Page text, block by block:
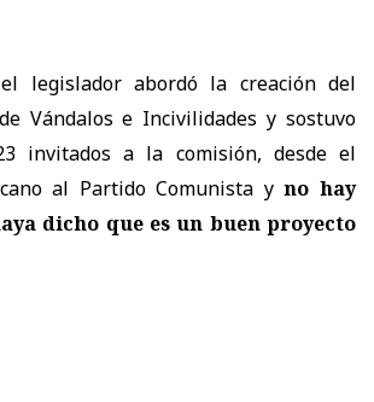
legislador abordó la creación del
Vándalos e Incivilidades y sostuvo
invitados a la comisión, desde el
al Partido Comunista yno hay
dicho que es un buen proyecto